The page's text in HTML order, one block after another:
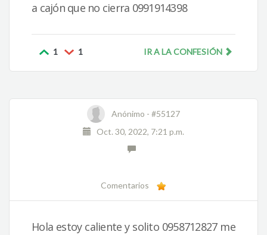
a cajón que no cierra 0991914398
1 1 IR A LA CONFESIÓN
Anónimo - #55127
Oct. 30, 2022, 7:21 p.m.
Comentarios
Hola estoy caliente y solito 0958712827 me